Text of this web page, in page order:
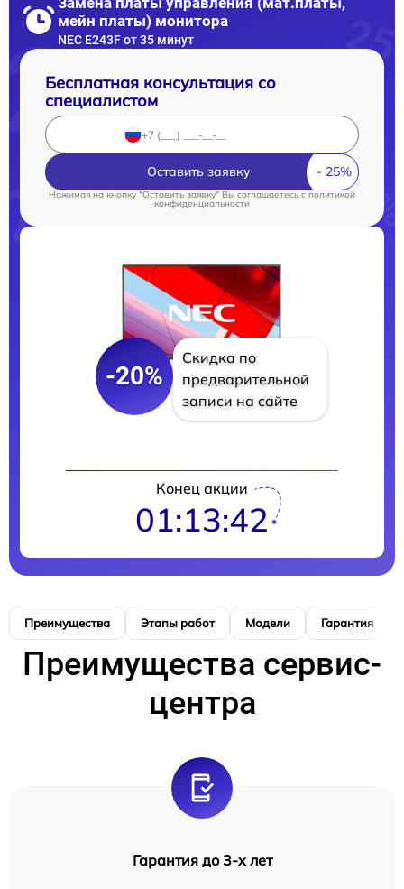
мейн платы) монитора
NEC E243F от 35 минут
Бесплатная консультация со
специалистом
Оставить заявку
Нажимая на кнопку "Оставить заявку" Вы соглашаетесь cполитикой
конфиденциальности
-20%
Скидка по
предварительной
записи на сайте
Конец акции
01:13:41
Преимущества Этапы работ Модели Гарантия
Преимущества сервис-
центра
Гарантия до 3-х лет